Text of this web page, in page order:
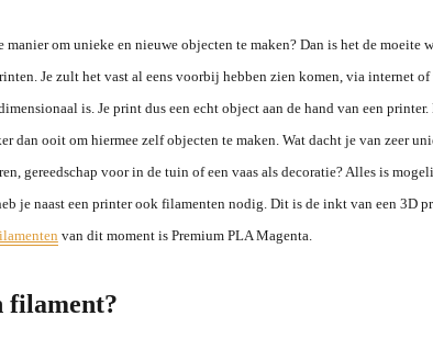
manier om unieke en nieuwe objecten te maken? Dan is het de moeite
Je zult het vast al eens voorbij hebben zien komen, via internet
is. Je print dus een echt object aan de hand van een printer.
dan ooit om hiermee zelf objecten te maken. Wat dacht je van zeer
gereedschap voor in de tuin of een vaas als decoratie? Alles is
je naast een printer ook filamenten nodig. Dit is de inkt van een 3D
van dit moment is Premium PLA Magenta.
filament?